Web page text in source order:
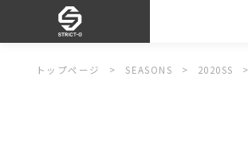
トップページ SEASONS 2020SS